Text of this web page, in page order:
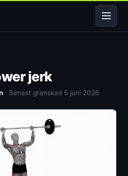
jerk
· Senast granskad 5 juni 2026